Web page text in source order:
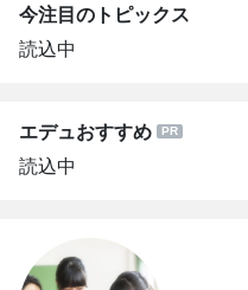
今注目のトピックス
読込中
エデュおすすめ
読込中